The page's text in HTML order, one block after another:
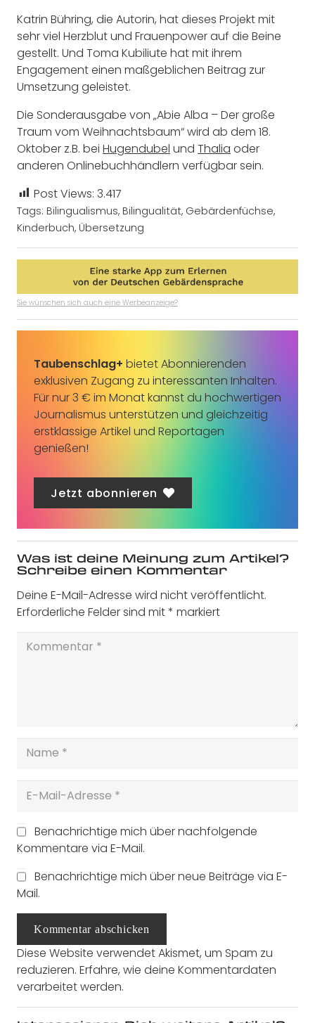
Katrin Bühring, die Autorin, hat dieses Projekt mit
sehr viel Herzblut und Frauenpower auf die Beine
gestellt. Und Toma Kubiliute hat mit ihrem
Engagement einen maßgeblichen Beitrag zur
Umsetzung geleistet.
Die Sonderausgabe von „Abie Alba – Der große
Traum vom Weihnachtsbaum“ wird ab dem 18.
Oktober z.B. bei Hugendubel und Thalia oder
anderen Onlinebuchhändlern verfügbar sein.
Post Views: 3.417
Tags: Bilingualismus, Bilingualität, Gebärdenfüchse,
Kinderbuch, Übersetzung
Sie wünschen sich auch eine Werbeanzeige?
Taubenschlag+ bietet Abonnierenden
exklusiven Zugang zu interessanten Inhalten.
Für nur 3 € im Monat kannst du hochwertigen
Journalismus unterstützen und gleichzeitig
erstklassige Artikel und Reportagen
genießen!
Jetzt abonnieren
Was ist deine Meinung zum Artikel?
Schreibe einen Kommentar
Deine E-Mail-Adresse wird nicht veröffentlicht.
Erforderliche Felder sind mit* markiert
Benachrichtige mich über nachfolgende
Kommentare via E-Mail.
Benachrichtige mich über neue Beiträge via E-
Mail.
Kommentar abschicken
Diese Website verwendet Akismet, um Spam zu
reduzieren. Erfahre, wie deine Kommentardaten
verarbeitet werden.